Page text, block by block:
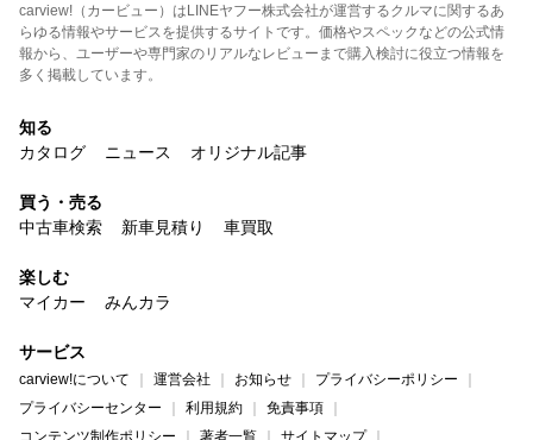
carview!（カービュー）はLINEヤフー株式会社が運営するクルマに関するあ
らゆる情報やサービスを提供するサイトです。価格やスペックなどの公式情
報から、ユーザーや専門家のリアルなレビューまで購入検討に役立つ情報を
多く掲載しています。
知る
カタログ
ニュース オリジナル記事
買う・売る
中古車検索
新車見積り 車買取
楽しむ
マイカー
みんカラ
サービス
carview!について 運営会社 お知らせ
プライバシーポリシー
プライバシーセンター
利用規約
免責事項
コンテンツ制作ポリシー
著者一覧 サイトマップ